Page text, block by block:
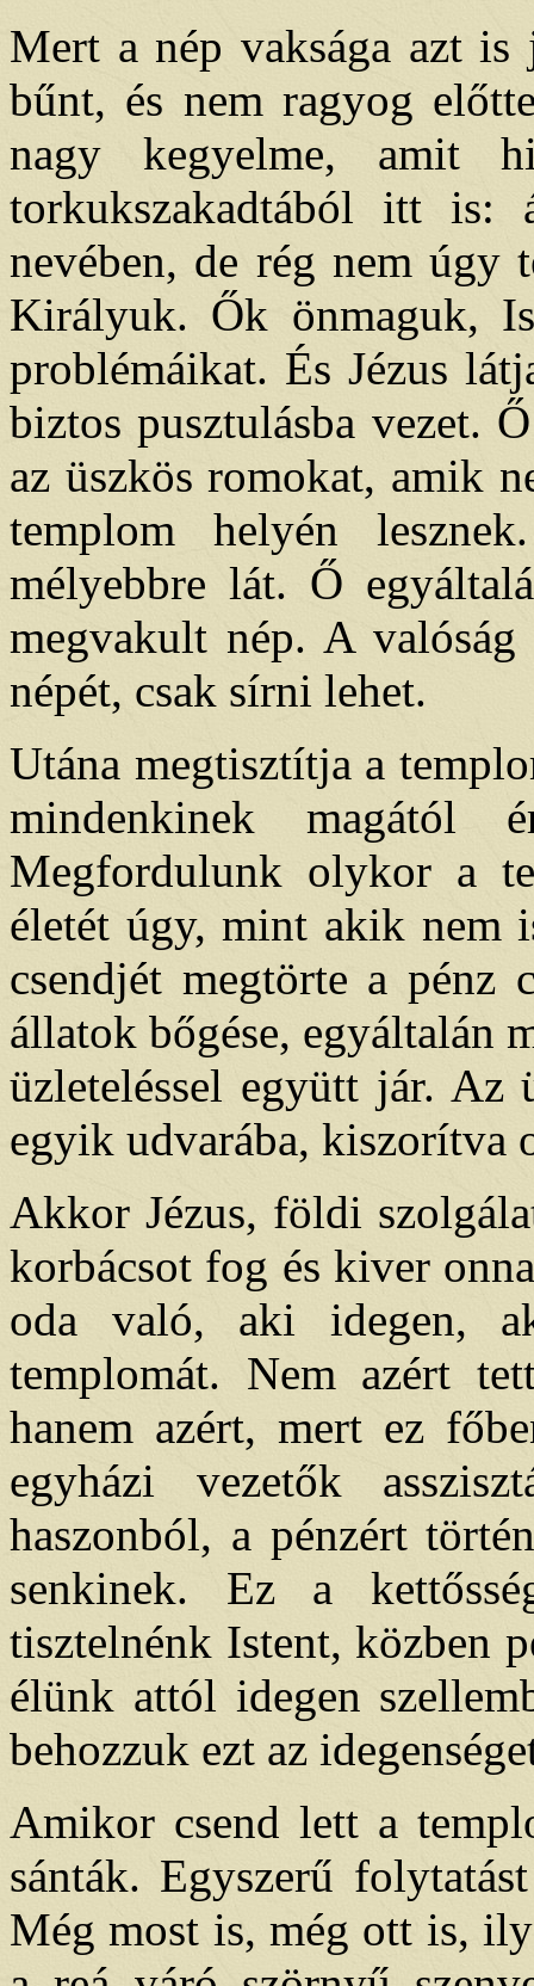
Mert a nép vaksága azt
bűnt, és nem ragyog
nagy kegyelme, amit
torkukszakadtából itt
nevében, de rég nem
Királyuk. Ők önmaguk,
problémáikat. És Jézus
biztos pusztulásba vezet.
az üszkös romokat, amik
templom helyén
mélyebbre lát. Ő
megvakult nép. A
népét, csak sírni lehet.
Utána megtisztítja a
mindenkinek
Megfordulunk olykor a
életét úgy, mint akik nem
csendjét megtörte a pénz
állatok bőgése, egyáltalán
üzleteléssel együtt jár. Az
egyik udvarába, kiszorítva
Akkor Jézus, földi
korbácsot fog és kiver
oda való, aki idegen,
templomát. Nem azért
hanem azért, mert ez
egyházi vezetők
haszonból, a pénzért
senkinek. Ez a
tisztelnénk Istent, közben
élünk attól idegen
behozzuk ezt az
Amikor csend lett a
sánták. Egyszerű
Még most is, még ott is,